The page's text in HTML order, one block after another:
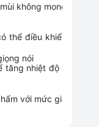
không mong muốn
điều khiển điều
nhiệt độ làm
với mức giá cực